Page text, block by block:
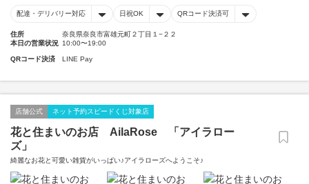
配達・デリバリー対応 日祝OK QRコード決済可
住所
奈良県奈良市富雄元町２丁目１−２２
本日の営業状況 10:00〜19:00
QRコード決済 LINE Pay
店舗公式 ネット予約スピードくじ対象店
花と住まいのお店 AilaRose 「アイラロー
ズ」
綺麗なお花と可愛い雑貨がいっぱい♪アイラローズへようこそ♪